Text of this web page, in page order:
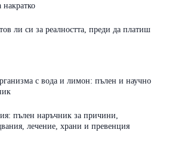
накратко
ли си за реалността, преди да платиш
с вода и лимон: пълен и научно
пълен наръчник за причини,
лечение, храни и превенция